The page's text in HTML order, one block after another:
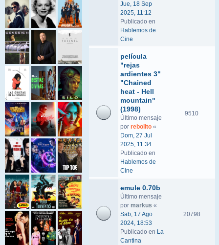
Jue, 18 Sep
2025, 11:12
Publicado en
Hablemos de
Cine
película
"rejas
ardientes 3"
"Chained
heat - Hell
mountain"
(1998)
Último mensaje
por rebolito «
Dom, 27 Jul
2025, 11:34
Publicado en
Hablemos de
Cine
9510
emule 0.70b
Último mensaje
por markus «
Sab, 17 Ago
2024, 18:53
Publicado en La
Cantina
20798